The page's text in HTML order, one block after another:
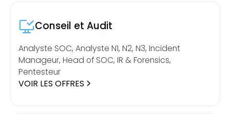
Conseil et Audit
Analyste SOC, Analyste N1, N2, N3, Incident
Manageur, Head of SOC, IR & Forensics,
Pentesteur
VOIR LES OFFRES